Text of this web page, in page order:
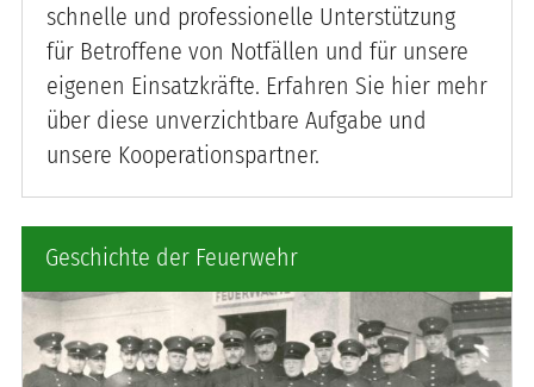
schnelle und professionelle Unterstützung
für Betroffene von Notfällen und für unsere
eigenen Einsatzkräfte. Erfahren Sie hier mehr
über diese unverzichtbare Aufgabe und
unsere Kooperationspartner.
Geschichte der Feuerwehr